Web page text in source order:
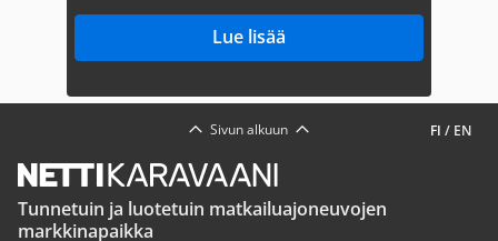
Lue lisää
FI / EN
Sivun alkuun
Tunnetuin ja luotetuin matkailuajoneuvojen
markkinapaikka